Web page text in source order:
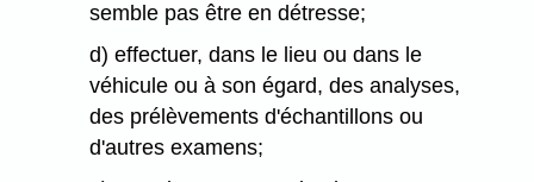
semble pas être en détresse;
d) effectuer, dans le lieu ou dans le
véhicule ou à son égard, des analyses,
des prélèvements d'échantillons ou
d'autres examens;